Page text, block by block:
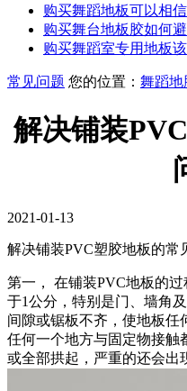
购买舞蹈地板可以相
购买舞台地板胶如何
购买舞蹈室专用地板
常见问题 您的位置： 舞蹈地
解决铺装
2021-01-13
解决铺装PVC塑胶地板的常
第一， 在铺装PVC地板的
于1公分，特别是门、墙角
间隙或锯板不齐，使地板任
任何一个地方与固定物接触
或全部拱起，严重的还会出